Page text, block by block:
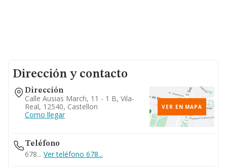
Dirección y contacto
Dirección
Calle Ausias March, 11 - 1 B, Vila-
Real, 12540, Castellon
Como llegar
VER EN MAPA
Teléfono
678... Ver teléfono 678...